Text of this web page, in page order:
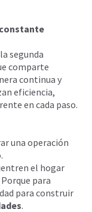
segunda
comparte
continua y
eficiencia,
en cada paso.
una operación
.
el hogar
para
para construir
.